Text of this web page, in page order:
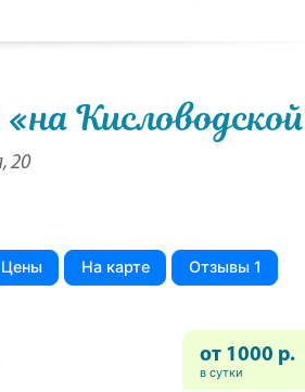
20
Цены На карте
Отзывы 1
от 1000 р.
в сутки